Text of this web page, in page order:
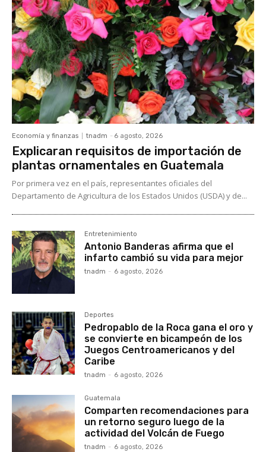
Economía y finanzas tnadm - 6 agosto, 2026
Explicaran requisitos de importación de
plantas ornamentales en Guatemala
Por primera vez en el país, representantes oficiales del
Departamento de Agricultura de los Estados Unidos (USDA) y de...
Entretenimiento
Antonio Banderas afirma que el
infarto cambió su vida para mejor
tnadm - 6 agosto, 2026
Deportes
Pedropablo de la Roca gana el oro y
se convierte en bicampeón de los
Juegos Centroamericanos y del
Caribe
tnadm - 6 agosto, 2026
Guatemala
Comparten recomendaciones para
un retorno seguro luego de la
actividad del Volcán de Fuego
tnadm - 6 agosto, 2026